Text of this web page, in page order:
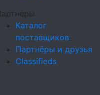
Партнеры
Каталог
поставщиков
Партнёры и друзья
Classifieds